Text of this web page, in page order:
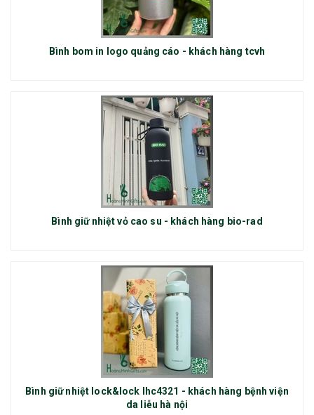
Bình bom in logo quảng cáo - khách hàng tcvh
Bình giữ nhiệt vỏ cao su - khách hàng bio-rad
Bình giữ nhiệt lock&lock lhc4321 - khách hàng bệnh viện
da liễu hà nội